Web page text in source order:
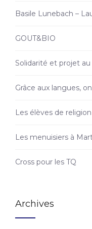
Basile Lunebach –
GOUT&BIO
Solidarité et projet
Grâce aux langues,
Les élèves de religion
Les menuisiers à
Cross pour les TQ
Archives